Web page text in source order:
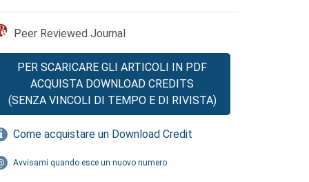
Peer Reviewed Journal
PER SCARICARE GLI ARTICOLI IN PDF
ACQUISTA DOWNLOAD CREDITS
(SENZA VINCOLI DI TEMPO E DI RIVISTA)
Come acquistare un Download Credit
Avvisami quando esce un nuovo numero